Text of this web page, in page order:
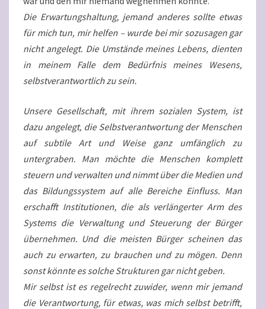
Die Erwartungshaltung, jemand anderes sollte etwas
für mich tun, mir helfen – wurde bei mir sozusagen gar
nicht angelegt. Die Umstände meines Lebens, dienten
in meinem Falle dem Bedürfnis meines Wesens,
selbstverantwortlich zu sein.
Unsere Gesellschaft, mit ihrem sozialen System, ist
dazu angelegt, die Selbstverantwortung der Menschen
auf subtile Art und Weise ganz umfänglich zu
untergraben. Man möchte die Menschen komplett
steuern und verwalten und nimmt über die Medien und
das Bildungssystem auf alle Bereiche Einfluss. Man
erschafft Institutionen, die als verlängerter Arm des
Systems die Verwaltung und Steuerung der Bürger
übernehmen. Und die meisten Bürger scheinen das
auch zu erwarten, zu brauchen und zu mögen. Denn
sonst könnte es solche Strukturen gar nicht geben.
Mir selbst ist es regelrecht zuwider, wenn mir jemand
die Verantwortung, für etwas, was mich selbst betrifft,